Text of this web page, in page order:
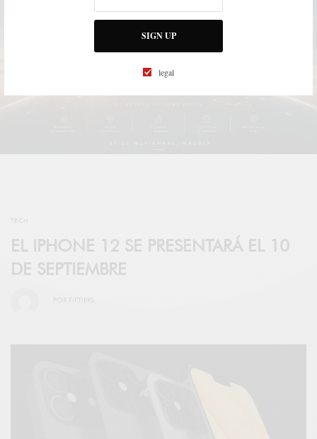
SIGN UP
legal
TECH
EL IPHONE 12 SE PRESENTARÁ EL 10
DE SEPTIEMBRE
POR FIFTIERS